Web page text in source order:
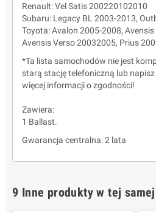
Renault: Vel Satis 200220102010
Subaru: Legacy BL 2003-2013,
Toyota: Avalon 2005-2008,
Avensis Verso 20032005, Prius
*Ta lista samochodów nie jest
starą stację telefoniczną lub
więcej informacji o zgodności!
Zawiera:
1 Ballast.
Gwarancja centralna: 2 lata
9 Inne produkty w tej